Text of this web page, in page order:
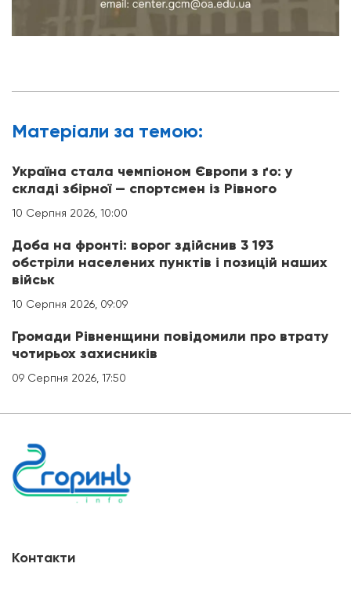
Матерiали за темою:
Україна стала чемпіоном Європи з ґо: у
складі збірної — спортсмен із Рівного
10 Серпня 2026, 10:00
Доба на фронті: ворог здійснив 3 193
обстріли населених пунктів і позицій наших
військ
10 Серпня 2026, 09:09
Громади Рівненщини повідомили про втрату
чотирьох захисників
09 Серпня 2026, 17:50
Контакти